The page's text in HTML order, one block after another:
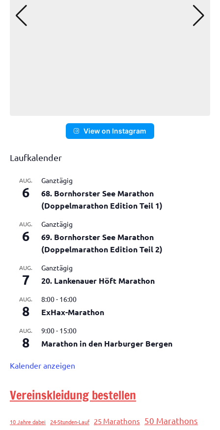
View on Instagram
Laufkalender
AUG.
6
Ganztägig
68. Bornhorster See Marathon
(Doppelmarathon Edition Teil 1)
AUG.
6
Ganztägig
69. Bornhorster See Marathon
(Doppelmarathon Edition Teil 2)
AUG.
7
Ganztägig
20. Lankenauer Höft Marathon
AUG.
8
8:00- 16:00
ExHax-Marathon
AUG.
8
9:00- 15:00
Marathon in den Harburger Bergen
Kalender anzeigen
Vereinskleidung bestellen
10 Jahre dabei 24-Stunden-Lauf 25 Marathons 50 Marathons